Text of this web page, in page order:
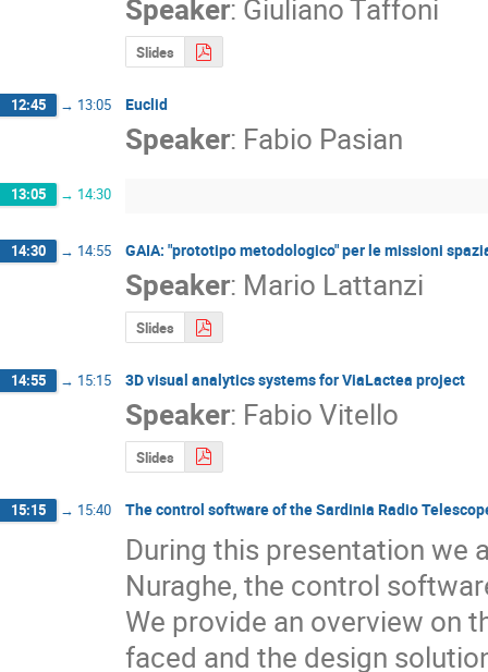
Speaker: Giuliano Taffoni
Slides
12:45 → 13:05 Euclid
Speaker: Fabio Pasian
13:05 → 14:30
14:30 → 14:55 GAIA: "prototipo metodologico" per le missioni
Speaker: Mario Lattanzi
Slides
14:55 → 15:15 3D visual analytics systems for ViaLactea project
Speaker: Fabio Vitello
Slides
15:15 → 15:40 The control software of the Sardinia Radio
During this presentation we
Nuraghe, the control
We provide an overview on
faced and the design